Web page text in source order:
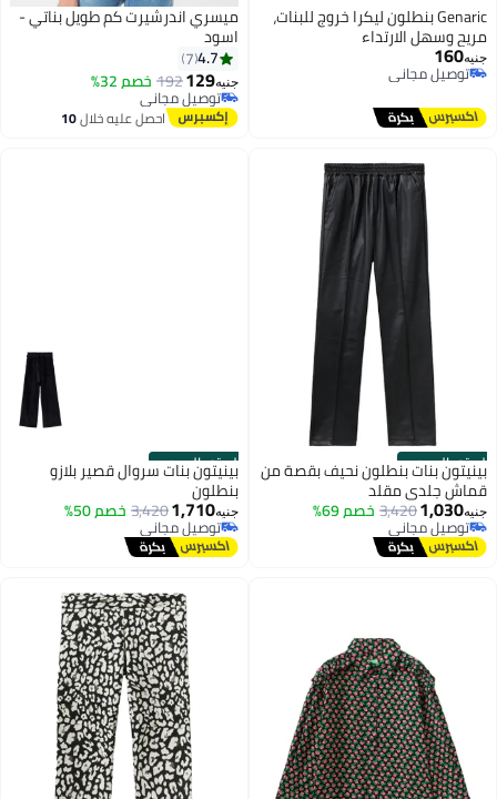
Genaric بنطلون ليكرا خروج للبنات،
مريح وسهل الارتداء
جنيه160
توصيل مجاني
توصيل مجاني
ميسري اندرشيرت كم طويل بناتي -
اسود
4.7
7
جنيه129
192 خصم 32%
توصيل مجاني
توصيل مجانياحصل عليه خلال10
الستور الرسمي
بينيتون بنات بنطلون نحيف بقصة من
قماش جلدي مقلد
جنيه1,030
3,420خصم 69%
توصيل مجاني
توصيل مجاني
الستور الرسمي
بينيتون بنات سروال قصير بلازو
بنطلون
جنيه1,710
3,420خصم 50%
توصيل مجاني
توصيل مجاني